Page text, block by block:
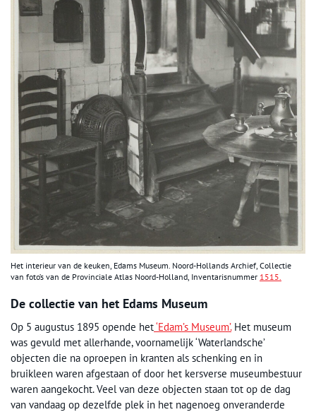
Het interieur van de keuken, Edams Museum. Noord-Hollands Archief, Collectie
van foto’s van de Provinciale Atlas Noord-Holland, Inventarisnummer 1515.
De collectie van het Edams Museum
Op 5 augustus 1895 opende het‘Edam’s Museum’.Het museum
was gevuld met allerhande, voornamelijk ‘Waterlandsche’
objecten die na oproepen in kranten als schenking en in
bruikleen waren afgestaan of door het kersverse museumbestuur
waren aangekocht. Veel van deze objecten staan tot op de dag
van vandaag op dezelfde plek in het nagenoeg onveranderde